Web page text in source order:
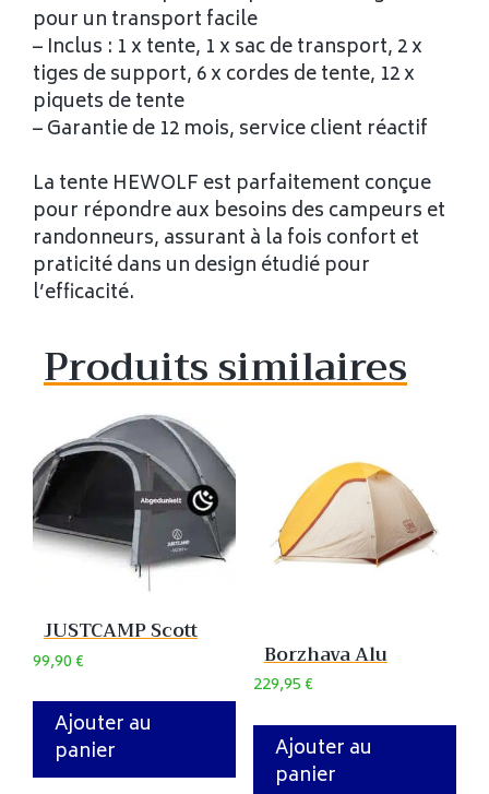
pour un transport facile
– Inclus : 1 x tente, 1 x sac de transport, 2 x
tiges de support, 6 x cordes de tente, 12 x
piquets de tente
– Garantie de 12 mois, service client réactif
La tente HEWOLF est parfaitement conçue
pour répondre aux besoins des campeurs et
randonneurs, assurant à la fois confort et
praticité dans un design étudié pour
l’efficacité.
Produits similaires
JUSTCAMP Scott
99,90€
Ajouter au
panier
Borzhava Alu
229,95€
Ajouter au
panier